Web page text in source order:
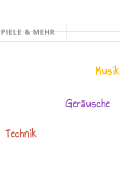
& MEHR
Technik
Musik
Geräusche